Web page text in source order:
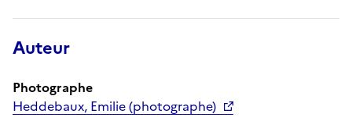
Auteur
Photographe
Heddebaux, Emilie (photographe)